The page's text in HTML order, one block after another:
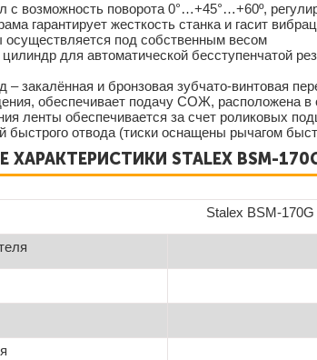
с возможность поворота 0°…+45°…+60º,
гарантирует жесткость станка и гасит
осуществляется под собственным весом
цилиндр для автоматической бесступенчатой
– закалённая и бронзовая зубчато-винтовая
обеспечивает подачу СОЖ, расположена в
ленты обеспечивается за счет роликовых
быстрого отвода (тиски оснащены рычагом
ХАРАКТЕРИСТИКИ STALEX BSМ-
Stalex BSM-170G